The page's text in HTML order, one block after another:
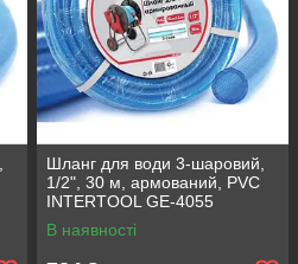
Шланг для води 3-шаровий,
1/2", 30 м, армований, PVC
INTERTOOL GE-4055
В наявності